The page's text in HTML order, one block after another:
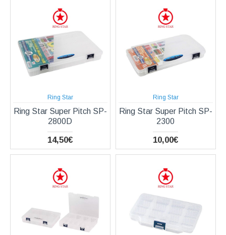
Ring Star
Ring Star Super Pitch SP-
2800D
14,50€
Ring Star
Ring Star Super Pitch SP-
2300
10,00€